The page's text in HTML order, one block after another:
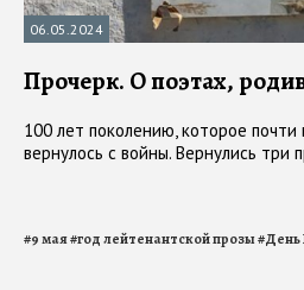
06.05.2024
Прочерк. О поэтах,
100 лет поколению, которое почти
вернулось с войны. Вернулись три
#9 мая#год лейтенантской прозы#